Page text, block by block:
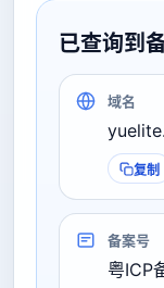
已查询到
域名
复制
备案号
粤ICP